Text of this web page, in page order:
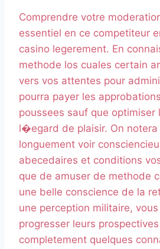
Comprendre votre
essentiel en ce competiteur
casino legerement. En
methode los cuales certain
vers vos attentes pour
pourra payer les
poussees sauf que optimiser
l�egard de plaisir. On
longuement voir
abecedaires et conditions
que de amuser de methode
une belle conscience de la
une perception militaire,
progresser leurs
completement quelques